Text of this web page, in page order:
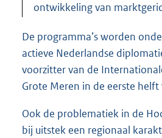
ontwikkeling van
De programma’s worden
actieve Nederlandse
voorzitter van de
Grote Meren in de eerste
Ook de problematiek in de
bij uitstek een regionaal